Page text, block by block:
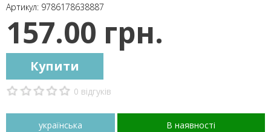
Артикул: 9786178638887
157.00 грн.
Купити
0 відгуків
українська
В наявності